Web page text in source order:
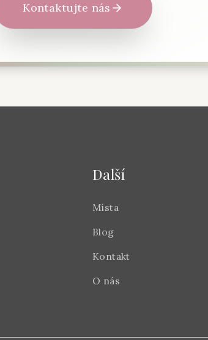
Kontaktujte nás
Další
Místa
Blog
Kontakt
O nás